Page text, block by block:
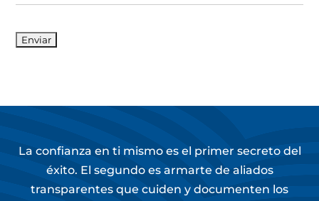
La confianza en ti mismo es el primer secreto del
éxito. El segundo es armarte de aliados
transparentes que cuiden y documenten los